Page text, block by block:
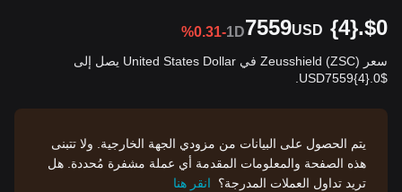
$0.{4}7559
USD
%0.31-1D
سعر Zeusshield (ZSC) في United States Dollar يصل إلى
$0.USD7559{4}.
يتم الحصول على البيانات من مزودي الجهة الخارجية. ولا تتبنى
هذه الصفحة والمعلومات المقدمة أي عملة مشفرة مُحددة. هل
تريد تداول العملات المدرجة؟
انقر هنا